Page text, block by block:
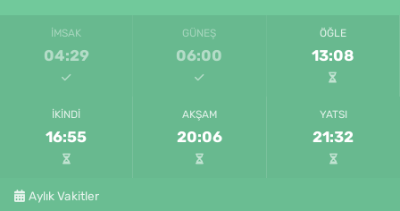
İMSAK
04:29
GÜNEŞ
06:00
ÖĞLE
13:08
İKINDI
16:55
AKŞAM
20:06
YATSI
21:32
Aylık Vakitler